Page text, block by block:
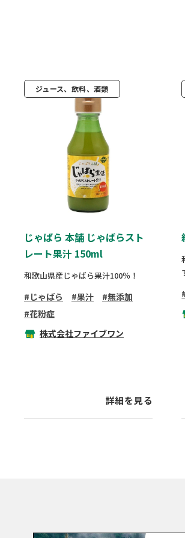
ジュース、飲料、酒類
じゃばら 本舗 じゃばらスト
レート果汁 150ml
和歌山県産じゃばら果汁100％！
じゃばら 果汁
無添加
花粉症
株式会社ファイブワン
詳細を見る